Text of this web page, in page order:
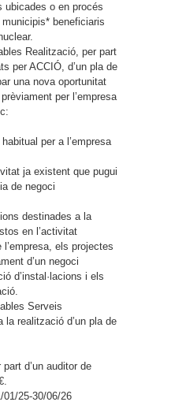
ubicades o en procés
municipis* beneficiaris
Realització, per part
per ACCIÓ, d’un pla de
una nova oportunitat
per l’empresa
per a l’empresa
ja existent que pugui
de negoci
destinades a la
en l’activitat
els projectes
d’un negoci
d’instal·lacions i els
Serveis
la realització d’un pla de
part d’un auditor de
01/25-30/06/26